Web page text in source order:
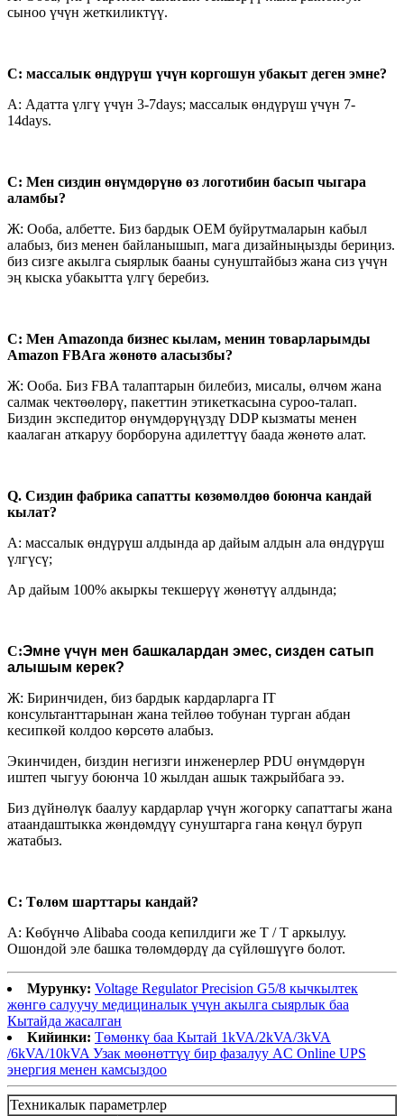
сыноо үчүн жеткиликтүү.
С: массалык өндүрүш үчүн коргошун убакыт деген эмне?
A: Адатта үлгү үчүн 3-7days; массалык өндүрүш үчүн 7-
14days.
С: Мен сиздин өнүмдөрүнө өз логотибин басып чыгара
аламбы?
Ж: Ооба, албетте. Биз бардык OEM буйрутмаларын кабыл
алабыз, биз менен байланышып, мага дизайныңызды бериңиз.
биз сизге акылга сыярлык бааны сунуштайбыз жана сиз үчүн
эң кыска убакытта үлгү беребиз.
С: Мен Amazonда бизнес кылам, менин товарларымды
Amazon FBAга жөнөтө аласызбы?
Ж: Ооба. Биз FBA талаптарын билебиз, мисалы, өлчөм жана
салмак чектөөлөрү, пакеттин этикеткасына суроо-талап.
Биздин экспедитор өнүмдөрүңүздү DDP кызматы менен
каалаган аткаруу борборуна адилеттүү баада жөнөтө алат.
Q. Сиздин фабрика сапатты көзөмөлдөө боюнча кандай
кылат?
A: массалык өндүрүш алдында ар дайым алдын ала өндүрүш
үлгүсү;
Ар дайым 100% акыркы текшерүү жөнөтүү алдында;
С:Эмне үчүн мен башкалардан эмес, сизден сатып
алышым керек?
Ж: Биринчиден, биз бардык кардарларга IT
консультанттарынан жана тейлөө тобунан турган абдан
кесипкөй колдоо көрсөтө алабыз.
Экинчиден, биздин негизги инженерлер PDU өнүмдөрүн
иштеп чыгуу боюнча 10 жылдан ашык тажрыйбага ээ.
Биз дүйнөлүк баалуу кардарлар үчүн жогорку сапаттагы жана
атаандаштыкка жөндөмдүү сунуштарга гана көңүл буруп
жатабыз.
С: Төлөм шарттары кандай?
A: Көбүнчө Alibaba соода кепилдиги же T / T аркылуу.
Ошондой эле башка төлөмдөрдү да сүйлөшүүгө болот.
Мурунку: Voltage Regulator Precision G5/8 кычкылтек
жөнгө салуучу медициналык үчүн акылга сыярлык баа
Кытайда жасалган
Кийинки: Төмөнкү баа Кытай 1kVA/2kVA/3kVA
/6kVA/10kVA Узак мөөнөттүү бир фазалуу AC Online UPS
энергия менен камсыздоо
Техникалык параметрлер